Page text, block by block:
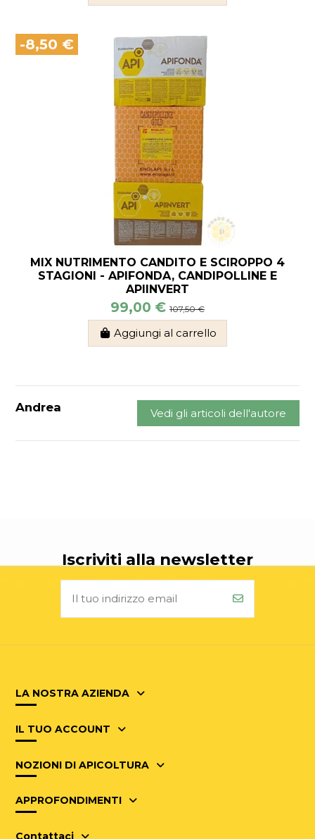
-8,50 €
MIX NUTRIMENTO CANDITO E SCIROPPO 4
STAGIONI - APIFONDA, CANDIPOLLINE E
APIINVERT
99,00 € 107,50 €
Aggiungi al carrello
Vedi gli articoli dell'autore
Andrea
Iscriviti alla newsletter
LA NOSTRA AZIENDA
IL TUO ACCOUNT
NOZIONI DI APICOLTURA
APPROFONDIMENTI
Contattaci